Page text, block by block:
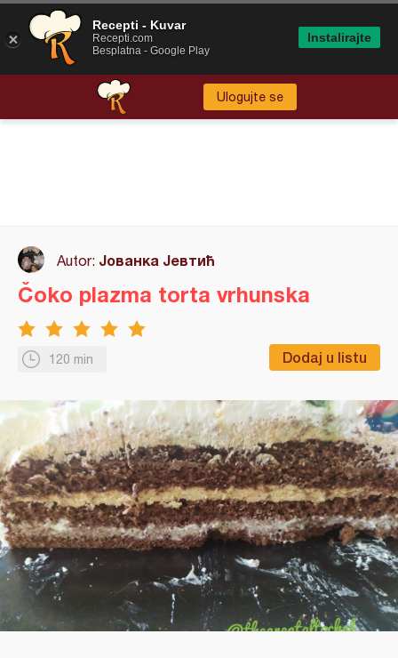
Ulogujte se
Autor: Јованка Јевтић
120 min Dodaj u listu
Čoko plazma torta vrhunska
Recepti - Kuvar
Recepti.com
Besplatna - Google Play
Instalirajte